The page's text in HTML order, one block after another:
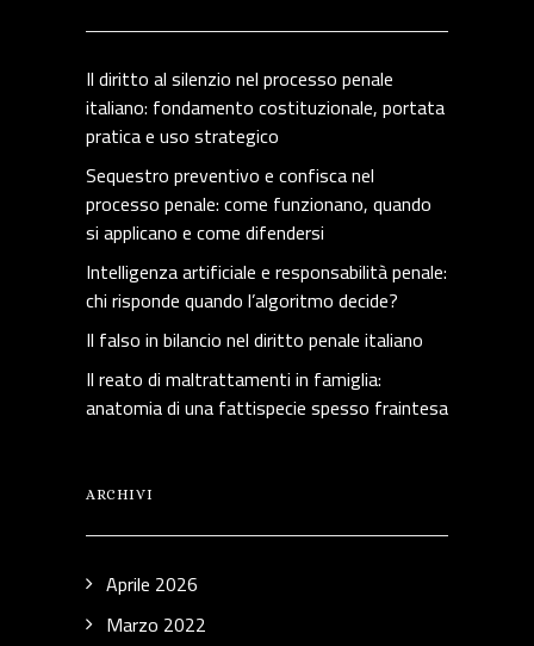
Il diritto al silenzio nel processo penale
italiano: fondamento costituzionale, portata
pratica e uso strategico
Sequestro preventivo e confisca nel
processo penale: come funzionano, quando
si applicano e come difendersi
Intelligenza artificiale e responsabilità penale:
chi risponde quando l’algoritmo decide?
Il falso in bilancio nel diritto penale italiano
Il reato di maltrattamenti in famiglia:
anatomia di una fattispecie spesso fraintesa
ARCHIVI
Aprile 2026
Marzo 2022